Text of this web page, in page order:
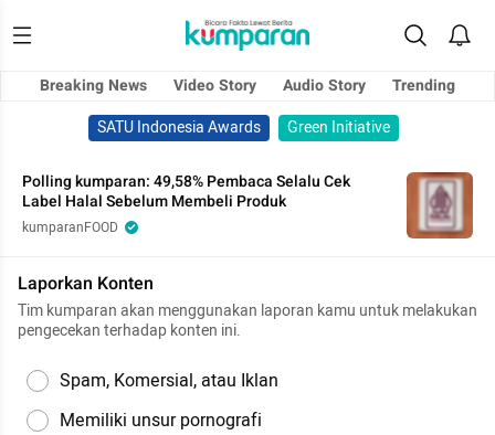
Breaking News Video Story Audio Story
Trending
SATU Indonesia Awards
Green Initiative
Polling kumparan: 49,58% Pembaca Selalu Cek
Label Halal Sebelum Membeli Produk
kumparanFOOD
Laporkan Konten
Tim kumparan akan menggunakan laporan kamu untuk melakukan
pengecekan terhadap konten ini.
Spam, Komersial, atau Iklan
Memiliki unsur pornografi